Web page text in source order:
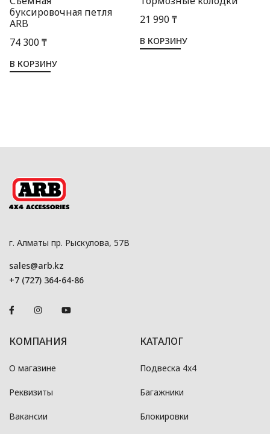
буксировочная петля
ARB
74 300 ₸
В КОРЗИНУ
21 990 ₸
В КОРЗИНУ
г. Алматы пр. Рыскулова, 57В
sales@arb.kz
+7 (727) 364-64-86
КОМПАНИЯ
О магазине
Реквизиты
Вакансии
КАТАЛОГ
Подвеска 4x4
Багажники
Блокировки